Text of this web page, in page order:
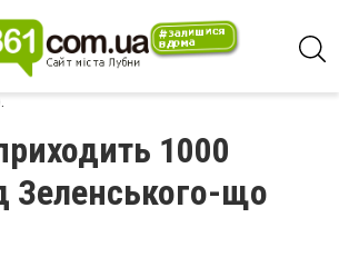
1000
Зеленського-що